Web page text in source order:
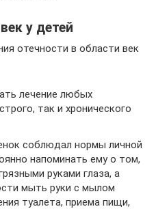
у детей
отечности в области век
лечение любых
так и хронического
соблюдал нормы личной
напоминать ему о том,
руками глаза, а
мыть руки с мылом
туалета, приема пищи,